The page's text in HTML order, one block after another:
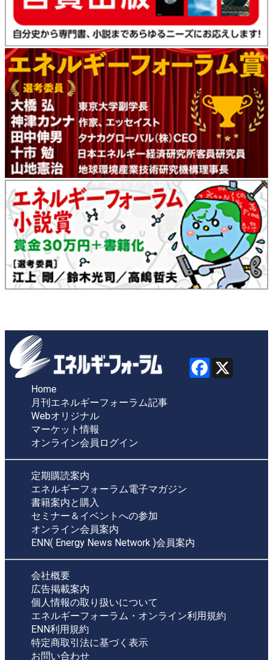
Home
月刊エネルギーフォーラム記事
Webオリジナル
マーケット情報
オンライン会員ログイン
定期購読案内
エネルギーフォーラム電子マガジン
書籍案内と購入
セミナー＆イベントへの参加
オンライン会員案内
ENN( Energy News Network )会員案内
会社概要
広告掲載案内
個人情報の取り扱いについて
エネルギーフォーラム・オンライン利用規約
ENN利用規約
特定商取引法に基づく表示
お問い合わせ